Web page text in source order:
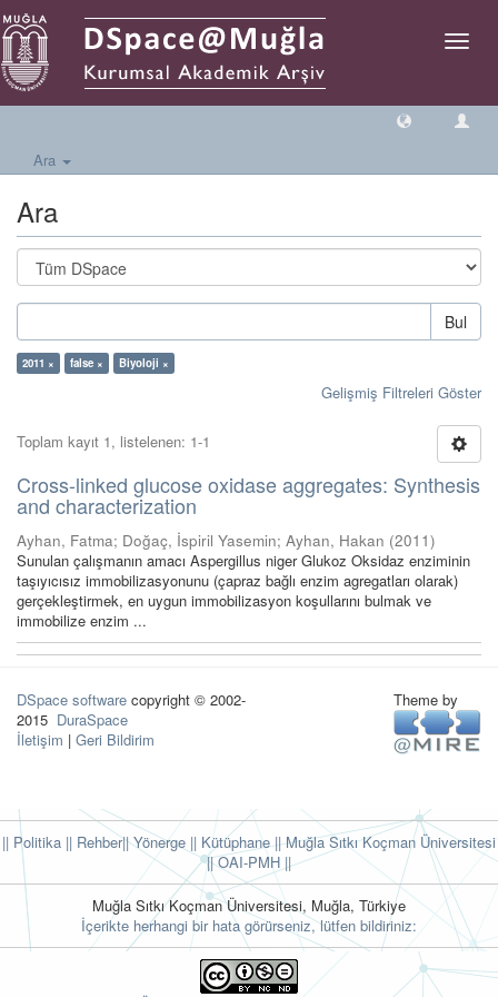
Geçiş
Ara
Ara
Bul
2011 × false × Biyoloji ×
Gelişmiş Filtreleri Göster
Toplam kayıt 1, listelenen: 1-1
Cross-linked glucose oxidase aggregates: Synthesis
and characterization
Ayhan, Fatma; Doğaç, İspiril Yasemin; Ayhan, Hakan (2011)
Sunulan çalışmanın amacı Aspergillus niger Glukoz Oksidaz enziminin
taşıyıcısız immobilizasyonunu (çapraz bağlı enzim agregatları olarak)
gerçekleştirmek, en uygun immobilizasyon koşullarını bulmak ve
immobilize enzim ...
DSpace software copyright © 2002-
2015 DuraSpace
İletişim | Geri Bildirim
Theme by
|| Politika || Rehber|| Yönerge || Kütüphane|| Muğla Sıtkı Koçman Üniversitesi
||OAI-PMH ||
Muğla Sıtkı Koçman Üniversitesi, Muğla, Türkiye
İçerikte herhangi bir hata görürseniz, lütfen bildiriniz: